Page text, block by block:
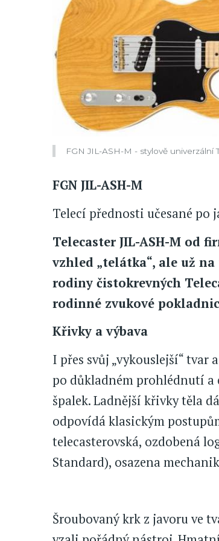
FGN JIL-ASH-M - stylově univerzální
FGN JIL-ASH-M
Telecí přednosti učesané po
Telecaster JIL-ASH-M od
vzhled „telátka“, ale už
rodiny čistokrevných
rodinné zvukové
Křivky a výbava
I přes svůj „vykouslejší“ tvar
po důkladném prohlédnutí a
špalek. Ladnější křivky těla
odpovídá klasickým
telecasterovská, ozdobená
Standard), osazena
Šroubovaný krk z javoru ve